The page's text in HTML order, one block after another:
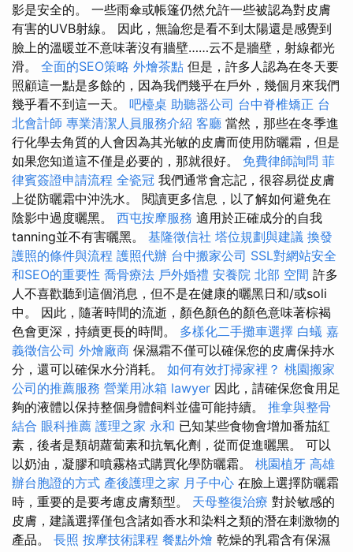
影是安全的。 一些雨傘或帳篷仍然允許一些被認為對皮膚
有害的UVB射線。 因此，無論您是看不到太陽還是感覺到
臉上的溫暖並不意味著沒有牆壁……云不是牆壁，射線都光
滑。 全面的SEO策略 外燴茶點 但是，許多人認為在冬天要
照顧這一點是多餘的，因為我們幾乎在戶外，幾個月來我們
幾乎看不到這一天。 吧檯桌 助聽器公司 台中脊椎矯正 台
北會計師 專業清潔人員服務介紹 客廳 當然，那些在冬季進
行化學去角質的人會因為其光敏的皮膚而使用防曬霜，但是
如果您知道這不僅是必要的，那就很好。 免費律師詢問 菲
律賓簽證申請流程 全瓷冠 我們通常會忘記，很容易從皮膚
上從防曬霜中沖洗水。 閱讀更多信息，以了解如何避免在
陰影中過度曬黑。 西屯按摩服務 適用於正確成分的自我
tanning並不有害曬黑。 基隆徵信社 塔位規劃與建議 換發
護照的條件與流程 護照代辦 台中搬家公司 SSL對網站安全
和SEO的重要性 喬骨療法 戶外婚禮 安養院 北部 空間 許多
人不喜歡聽到這個消息，但不是在健康的曬黑日和/或soli
中。 因此，隨著時間的流逝，顏色顏色的顏色意味著棕褐
色會更深，持續更長的時間。 多樣化二手攤車選擇 白蟻 嘉
義徵信公司 外燴廠商 保濕霜不僅可以確保您的皮膚保持水
分，還可以確保水分消耗。 如何有效打掃家裡？ 桃園搬家
公司的推薦服務 營業用冰箱 lawyer 因此，請確保您食用足
夠的液體以保持整個身體飼料並儘可能持續。 推拿與整骨
結合 眼科推薦 護理之家 永和 已知某些食物會增加番茄紅
素，後者是類胡蘿蔔素和抗氧化劑，從而促進曬黑。 可以
以奶油，凝膠和噴霧格式購買化學防曬霜。 桃園植牙 高雄
辦台胞證的方式 產後護理之家 月子中心 在臉上選擇防曬霜
時，重要的是要考慮皮膚類型。 天母整復治療 對於敏感的
皮膚，建議選擇僅包含諸如香水和染料之類的潛在刺激物的
產品。 長照 按摩技術課程 餐點外燴 乾燥的乳霜含有保濕